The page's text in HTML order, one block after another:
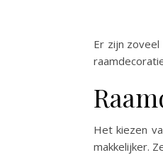
Er zijn
Het kiezen
makkelijker.